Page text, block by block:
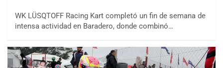
WK LÜSQTOFF Racing Kart completó un fin de semana de
intensa actividad en Baradero, donde combinó…